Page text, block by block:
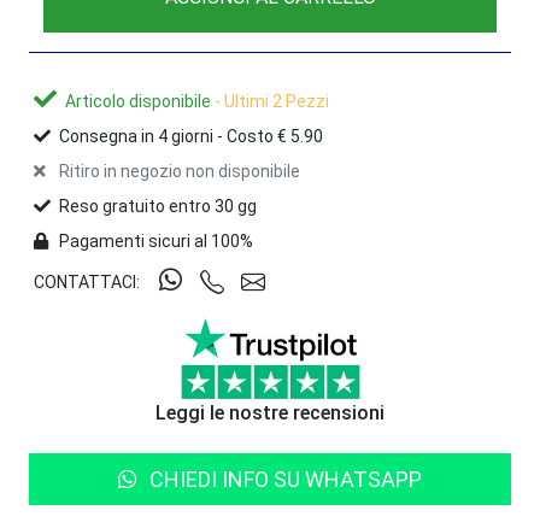
Articolo disponibile - Ultimi 2 Pezzi
Consegna in 4giorni - Costo € 5.90
Ritiro in negozio non disponibile
Reso gratuito entro 30 gg
Pagamenti sicuri al 100%
CONTATTACI:
Leggi le nostre recensioni
CHIEDI INFO SU WHATSAPP